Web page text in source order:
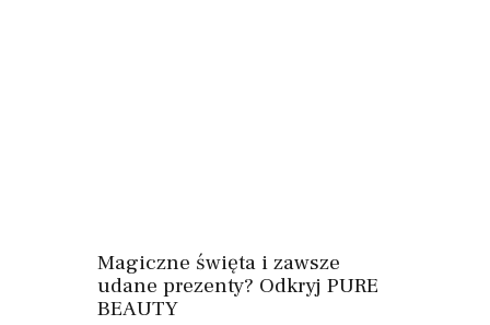
Magiczne święta i zawsze
udane prezenty? Odkryj PURE
BEAUTY